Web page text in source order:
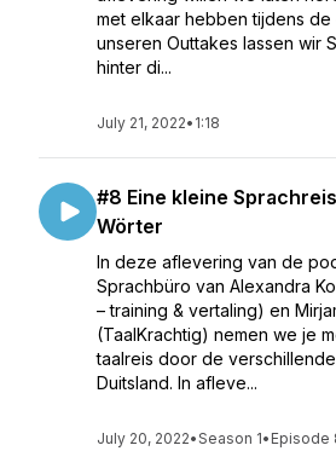
met elkaar hebben tijdens de
unseren Outtakes lassen wir
hinter di...
July 21, 2022• 1:18
#8 Eine kleine
Wörter
In deze aflevering van de
Sprachbüro van Alexandra
– training & vertaling) en
(TaalKrachtig) nemen we je
taalreis door de verschillende
Duitsland. In afleve...
July 20, 2022•Season 1• Episode